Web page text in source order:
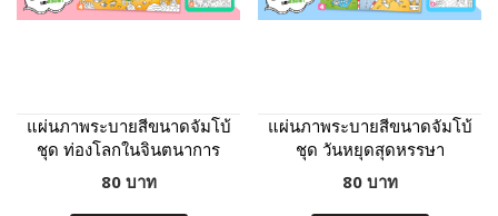
แผ่นภาพระบายสีขนาดจัมโบ้
ชุด ท่องโลกในจินตนาการ
80 บาท
แผ่นภาพระบายสีขนาดจัมโบ้
ชุด วันหยุดสุดหรรษา
80 บาท